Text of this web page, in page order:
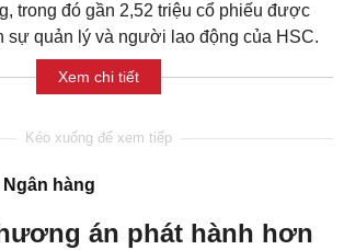
trong đó gần 2,52 triệu cổ phiếu được
sự quản lý và người lao động của HSC.
Xem chi tiết
hàng
án phát hành hơn